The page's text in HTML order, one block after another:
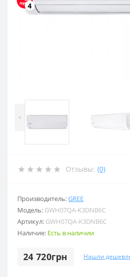
4
<
Отзывы: (0)
Производитель:GREE
Модель: GWH07QA-K3DNB6C
Артикул: GWH07QA-K3DNB6C
Наличие: Есть в наличии
24 720грн Нашли